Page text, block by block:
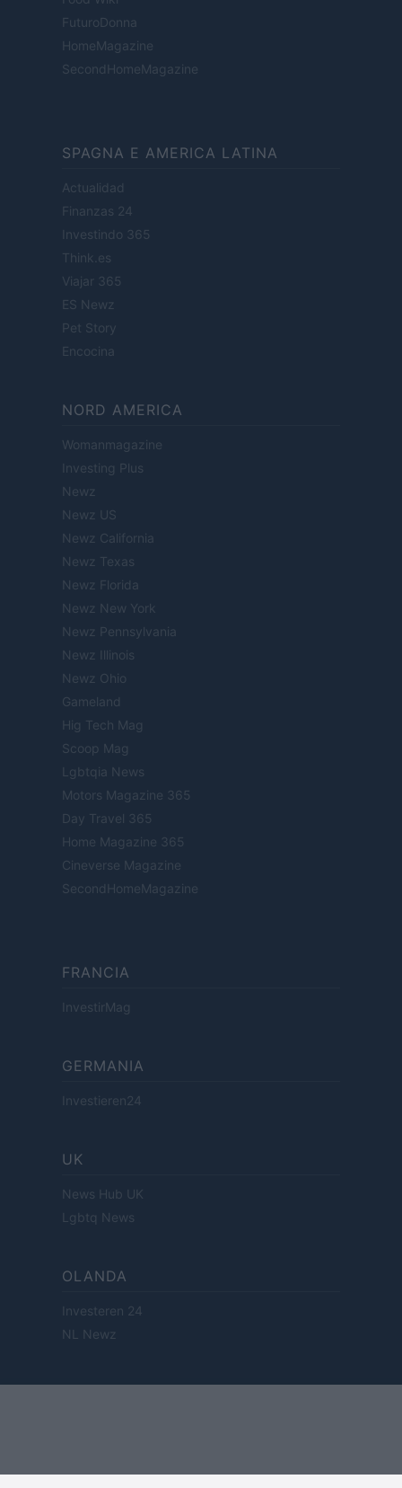
FuturoDonna
HomeMagazine
SecondHomeMagazine
SPAGNA E AMERICA LATINA
Actualidad
Finanzas 24
Investindo 365
Think.es
Viajar 365
ES Newz
Pet Story
Encocina
NORD AMERICA
Womanmagazine
Investing Plus
Newz
Newz US
Newz California
Newz Texas
Newz Florida
Newz New York
Newz Pennsylvania
Newz Illinois
Newz Ohio
Gameland
Hig Tech Mag
Scoop Mag
Lgbtqia News
Motors Magazine 365
Day Travel 365
Home Magazine 365
Cineverse Magazine
SecondHomeMagazine
FRANCIA
InvestirMag
GERMANIA
Investieren24
UK
News Hub UK
Lgbtq News
OLANDA
Investeren 24
NL Newz